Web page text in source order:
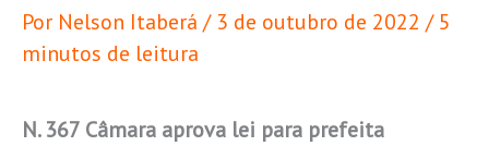
Por Nelson Itaberá / 3 de outubro de 2022 /5
minutos de leitura
N. 367 Câmara aprova lei para prefeita